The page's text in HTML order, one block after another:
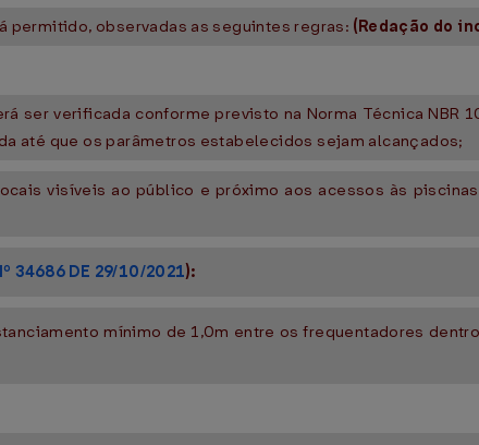
permitido, observadas as seguintes regras: (Redação do
ser verificada conforme previsto na Norma Técnica
até que os parâmetros estabelecidos sejam alcançados;
visíveis ao público e próximo aos acessos às
34686 DE 29/10/2021):
mínimo de 1,0m entre os frequentadores